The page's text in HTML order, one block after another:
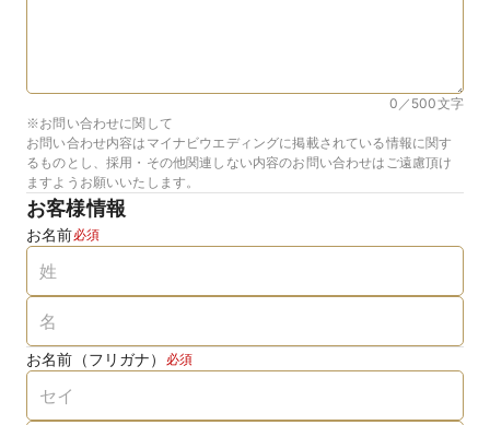
0／500文字
※お問い合わせに関して
お問い合わせ内容はマイナビウエディングに掲載されている情報に関す
るものとし、採用・その他関連しない内容のお問い合わせはご遠慮頂け
ますようお願いいたします。
お客様情報
お名前必須
お名前（フリガナ） 必須